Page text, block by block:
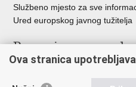
Službeno mjesto za sve
Ured europskog javnog tužitelja
Poveznice
Državno odvjetništvo
Ova stranica